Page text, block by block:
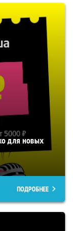
для новых
ПОДРОБНЕЕ